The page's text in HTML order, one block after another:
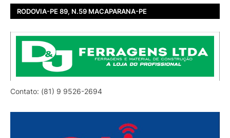
RODOVIA-PE 89, N.59 MACAPARANA-PE
Contato: (81) 9 9526-2694